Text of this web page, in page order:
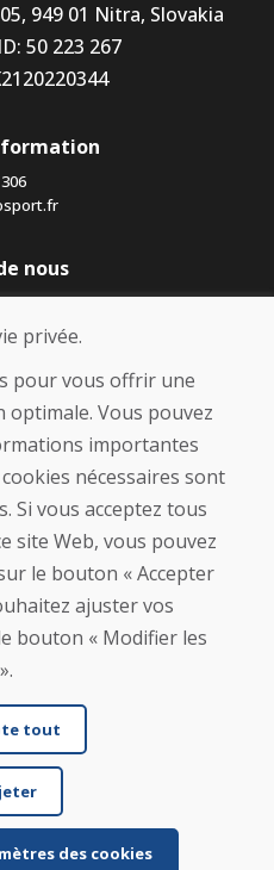
949 01 Nitra, Slovakia
50 223 267
nous
paiement
réclamation
et d’échange
(RGPD)
tous droits réservés
privée.
pour vous offrir une
optimale. Vous pouvez
importantes
nécessaires sont
Si vous acceptez tous
site Web, vous pouvez
le bouton « Accepter
ajuster vos
bouton « Modifier les
tout
des cookies